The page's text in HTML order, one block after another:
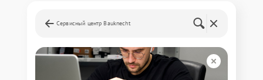
Сервисный центр Bauknecht